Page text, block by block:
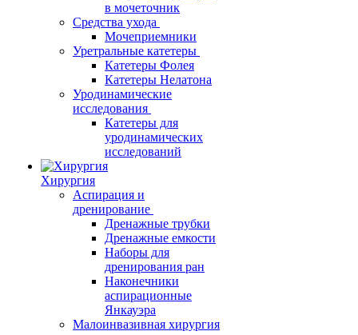
в мочеточник
Средства ухода
Мочеприемники
Уретральные катетеры
Катетеры Фолея
Катетеры Нелатона
Уродинамические
исследования
Катетеры для
уродинамических
исследований
Хирургия
Аспирация и
дренирование
Дренажные трубки
Дренажные емкости
Наборы для
дренирования ран
Наконечники
аспирационные
Янкауэра
Малоинвазивная хирургия